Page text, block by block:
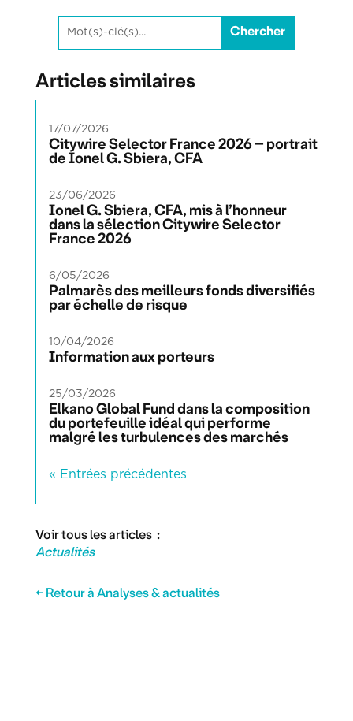
Articles similaires
Citywire Selector France 2026 – portrait
de Ionel G. Sbiera, CFA
17/07/2026
Ionel G. Sbiera, CFA, mis à l’honneur
dans la sélection Citywire Selector
France 2026
23/06/2026
Palmarès des meilleurs fonds diversifiés
par échelle de risque
6/05/2026
Information aux porteurs
10/04/2026
Elkano Global Fund dans la composition
du portefeuille idéal qui performe
malgré les turbulences des marchés
25/03/2026
« Entrées précédentes
Voir tous les articles :
Actualités
← Retour à Analyses & actualités